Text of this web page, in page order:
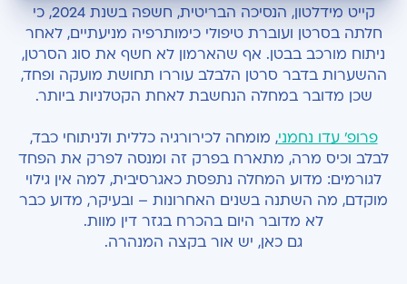
למה הידיעה על סרטן הלבלב מתקבלת קשה כל
כך?
קבוצות וגורמי סיכון: מה חשוב לדעת?
תסמינים: איך המחלה מתגלה בפועל?
האם יש היום גילוי מוקדם?
תהליך האבחון
איך נערכים לניתוח?
קייט מידלטון, הנסיכה הבריטית, חשפה בשנת 2024, כי
חלתה בסרטן ועוברת טיפולי כימותרפיה מניעתיים, לאחר
ניתוח מורכב בבטן. אף שהארמון לא חשף את סוג הסרטן,
ההשערות בדבר סרטן הלבלב עוררו תחושת מועקה ופחד,
שכן מדובר במחלה הנחשבת לאחת הקטלניות ביותר.
פרופ’ עדו נחמני, מומחה לכירורגיה כללית ולניתוחי כבד,
לבלב וכיס מרה, מתארח בפרק זה ומנסה לפרק את הפחד
לגורמים: מדוע המחלה נתפסת כאגרסיבית, למה אין גילוי
מוקדם, מה השתנה בשנים האחרונות – ובעיקר, מדוע כבר
לא מדובר היום בהכרח בגזר דין מוות.
גם כאן, יש אור בקצה המנהרה.